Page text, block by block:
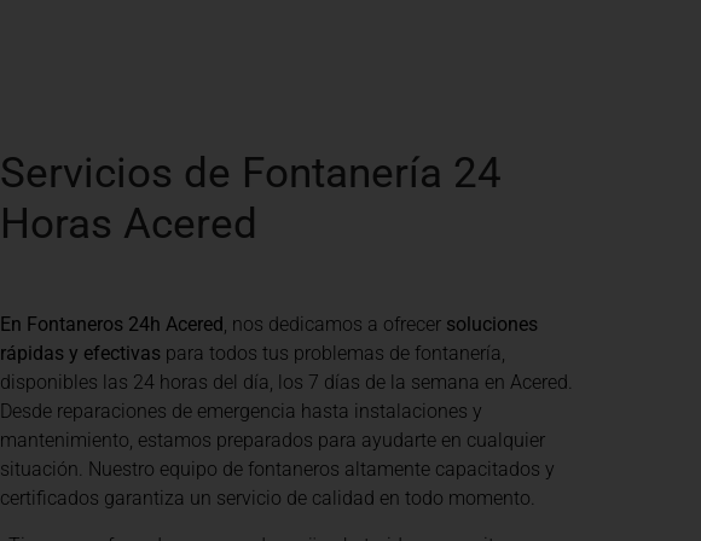
Servicios de Fontanería 24
Horas Acered
En Fontaneros 24h Acered, nos dedicamos a ofrecer soluciones
rápidas y efectivas para todos tus problemas de fontanería,
disponibles las 24 horas del día, los 7 días de la semana en Acered.
Desde reparaciones de emergencia hasta instalaciones y
mantenimiento, estamos preparados para ayudarte en cualquier
situación. Nuestro equipo de fontaneros altamente capacitados y
certificados garantiza un servicio de calidad en todo momento.